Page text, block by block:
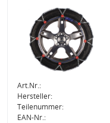
Art.Nr.:
Hersteller:
Teilenummer:
EAN-Nr.: